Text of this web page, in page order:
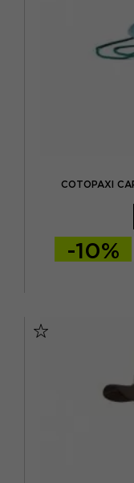
COTOPAXI
-10%